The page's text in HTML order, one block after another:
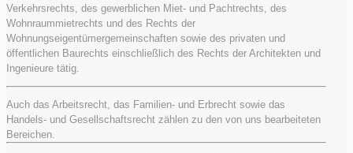
Verkehrsrechts, des gewerblichen Miet- und Pachtrechts, des
Wohnraummietrechts und des Rechts der
Wohnungseigentümergemeinschaften sowie des privaten und
öffentlichen Baurechts einschließlich des Rechts der Architekten und
Ingenieure tätig.
Auch das Arbeitsrecht, das Familien- und Erbrecht sowie das
Handels- und Gesellschaftsrecht zählen zu den von uns bearbeiteten
Bereichen.